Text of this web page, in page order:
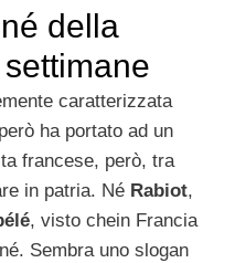
della
caratterizzata
ha portato ad un
francese, però, tra
in patria. Né Rabiot,
, visto chein Francia
Sembra uno slogan